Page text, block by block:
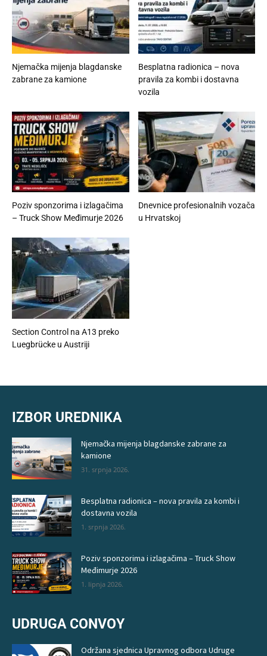
Njemačka mijenja blagdanske
zabrane za kamione
Besplatna radionica – nova
pravila za kombi i dostavna
vozila
Poziv sponzorima i izlagačima
– Truck Show Međimurje 2026
Dnevnice profesionalnih vozača
u Hrvatskoj
Section Control na A13 preko
Luegbrücke u Austriji
IZBOR UREDNIKA
Njemačka mijenja blagdanske zabrane za
kamione
31. srpnja 2026.
Besplatna radionica – nova pravila za kombi i
dostavna vozila
1. srpnja 2026.
Poziv sponzorima i izlagačima – Truck Show
Međimurje 2026
1. lipnja 2026.
UDRUGA CONVOY
Održana sjednica Upravnog odbora Udruge